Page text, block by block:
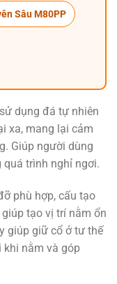
Sâu M80PP
dụng đá tự nhiên
xa, mang lại cảm
Giúp người dùng
trình nghỉ ngơi.
phù hợp, cấu tạo
tạo vị trí nằm ổn
giúp giữ cổ ở tư thế
khi nằm và góp